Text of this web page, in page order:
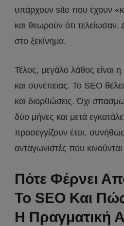
υπάρχουν site που έχουν
και θεωρούν ότι τελείωσαν.
στο ξεκίνημα.
Τέλος, μεγάλο λάθος είναι
και συνέπειας. Το SEO
και διορθώσεις. Όχι
δύο μήνες και μετά
προσεγγίζουν έτσι,
ανταγωνιστές που
Πότε Φέρνει
Το SEO Και Πώς
Η Πραγματική